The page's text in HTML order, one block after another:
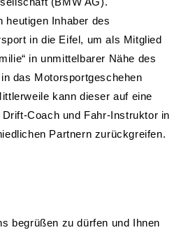
heutigen Inhaber des
in die Eifel, um als Mitglied
in unmittelbarer Nähe des
das Motorsportgeschehen
kann dieser auf eine
Coach und Fahr-Instruktor in
Partnern zurückgreifen.
begrüßen zu dürfen und Ihnen